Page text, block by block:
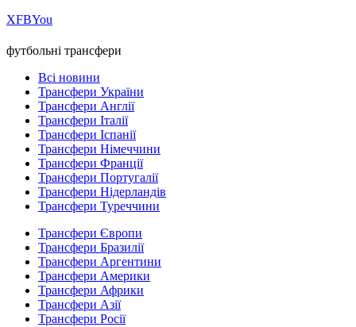
ХFBYou
футбольні трансфери
Всі новини
Трансфери України
Трансфери Англії
Трансфери Італії
Трансфери Іспанії
Трансфери Німеччини
Трансфери Франції
Трансфери Португалії
Трансфери Нідерландів
Трансфери Туреччини
Трансфери Європи
Трансфери Бразилії
Трансфери Аргентини
Трансфери Америки
Трансфери Африки
Трансфери Азії
Трансфери Росії